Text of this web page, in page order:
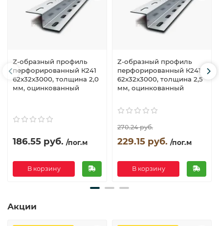
Z-образный профиль
перфорированный К241
62x32x3000, толщина 2,0
мм, оцинкованный
186.55 руб. /пог.м
В корзину
Z-образный профиль
перфорированный К241
62x32x3000, толщина 2,5
мм, оцинкованный
270.24 руб.
229.15 руб. /пог.м
В корзину
Акции